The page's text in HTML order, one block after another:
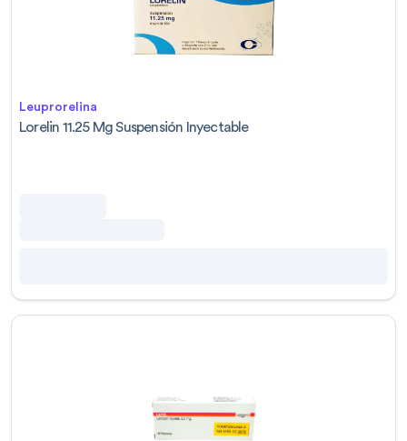
Leuprorelina
Lorelin 11.25 Mg Suspensión Inyectable